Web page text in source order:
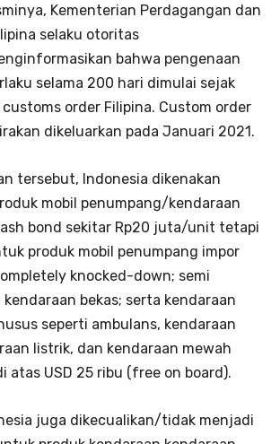
Kementerian Perdagangan dan
selaku otoritas
bahwa pengenaan
selama 200 hari dimulai sejak
order Filipina. Custom order
dikeluarkan pada Januari 2021.
tersebut, Indonesia dikenakan
mobil penumpang/kendaraan
bond sekitar Rp20 juta/unit tetapi
produk mobil penumpang impor
knocked-down; semi
bekas; serta kendaraan
seperti ambulans, kendaraan
listrik, dan kendaraan mewah
atas USD 25 ribu (free on board).
juga dikecualikan/tidak menjadi